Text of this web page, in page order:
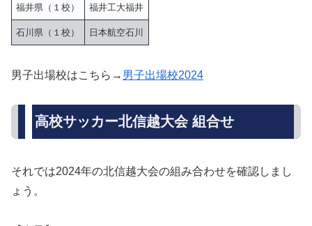
福井県（１校） 福井工大福井
石川県（１校） 日本航空石川
男子出場校はこちら→ 男子出場校2024
高校サッカー北信越大会 組合せ
それでは2024年の北信越大会の組み合わせを確認しまし
ょう。